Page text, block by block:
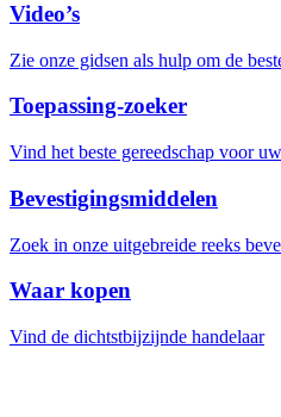
Video’s
Zie onze gidsen als hulp om de
Toepassing-zoeker
Vind het beste gereedschap voor
Bevestigingsmiddelen
Zoek in onze uitgebreide reeks
Waar kopen
Vind de dichtstbijzijnde handelaar